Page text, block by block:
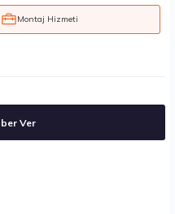
Montaj Hizmeti
Ver